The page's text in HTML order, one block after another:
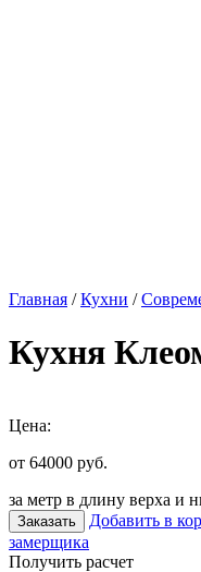
Главная /Кухни /
Кухня
Цена:
от 64000 руб.
за метр в длину верха и
Заказать Добавить в
замерщика
Получить расчет